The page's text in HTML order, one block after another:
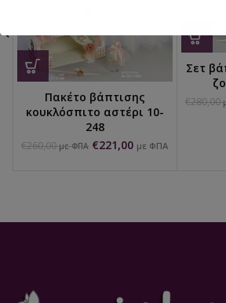
Πακέτο βάπτισης
κουκλόσπιτο αστέρι 10-
248
€260,00 με ΦΠΑ €221,00 με ΦΠΑ
Σετ
€280,00